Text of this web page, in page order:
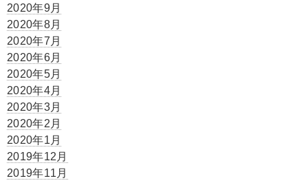
2020年9月
2020年8月
2020年7月
2020年6月
2020年5月
2020年4月
2020年3月
2020年2月
2020年1月
2019年12月
2019年11月